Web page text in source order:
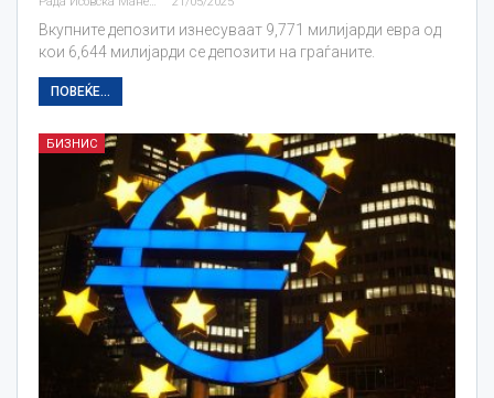
Вкупните депозити изнесуваат 9,771 милијарди евра од
кои 6,644 милијарди се депозити на граѓаните.
ПОВЕЌЕ...
БИЗНИС